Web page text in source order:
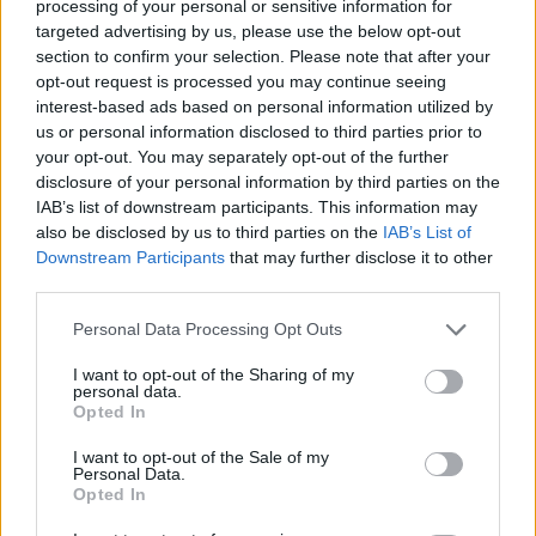
processing of your personal or sensitive information for
targeted advertising by us, please use the below opt-out
section to confirm your selection. Please note that after your
opt-out request is processed you may continue seeing
interest-based ads based on personal information utilized by
us or personal information disclosed to third parties prior to
your opt-out. You may separately opt-out of the further
disclosure of your personal information by third parties on the
IAB’s list of downstream participants. This information may
also be disclosed by us to third parties on the IAB’s List of
Downstream Participants that may further disclose it to other
Personal Data Processing Opt Outs
I want to opt-out of the Sharing of my
personal data.
Opted In
I want to opt-out of the Sale of my
Personal Data.
Opted In